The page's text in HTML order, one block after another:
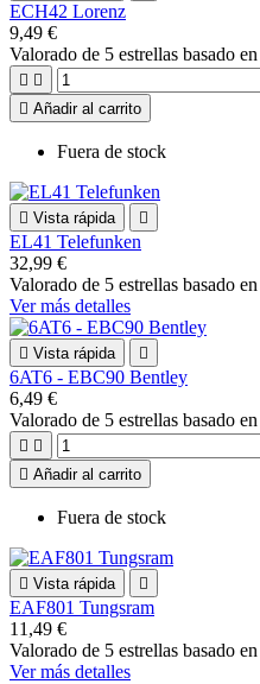
ECH42 Lorenz
9,49 €
Valorado de 5 estrellas basado en
 
 Añadir al carrito
Fuera de stock
 Vista rápida 
EL41 Telefunken
32,99 €
Valorado de 5 estrellas basado en
Ver más detalles
 Vista rápida 
6AT6 - EBC90 Bentley
6,49 €
Valorado de 5 estrellas basado en
 
 Añadir al carrito
Fuera de stock
 Vista rápida 
EAF801 Tungsram
11,49 €
Valorado de 5 estrellas basado en
Ver más detalles